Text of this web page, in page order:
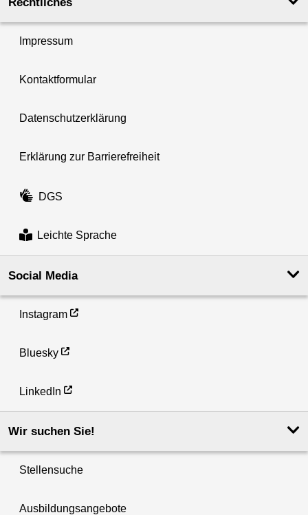
Rechtliches
Impressum
Kontaktformular
Datenschutzerklärung
Erklärung zur Barrierefreiheit
DGS
Leichte Sprache
Social Media
Instagram
Bluesky
LinkedIn
Wir suchen Sie!
Stellensuche
Ausbildungsangebote